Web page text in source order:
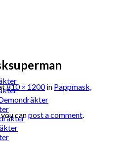
810 × 1200in Pappmask,
canpost a comment.